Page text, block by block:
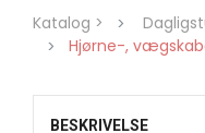
Katalog >
Hjørne-,
BESKRIVELSE